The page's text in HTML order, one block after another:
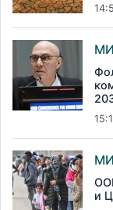
и